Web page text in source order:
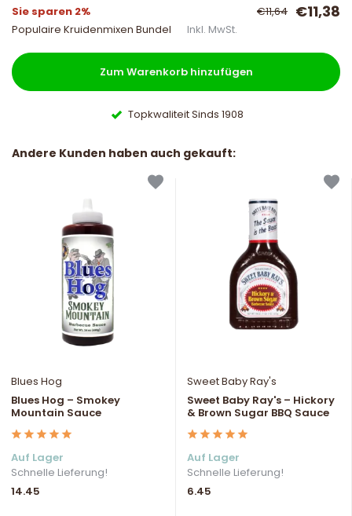
Sie sparen 2% €11,64 €11,38
Populaire Kruidenmixen Bundel Inkl. MwSt.
Zum Warenkorb hinzufügen
Topkwaliteit Sinds 1908
Andere Kunden haben auch gekauft:
Blues Hog
Blues Hog – Smokey
Mountain Sauce
Auf Lager
Schnelle Lieferung!
14.45
Sweet Baby Ray's
Sweet Baby Ray's – Hickory
& Brown Sugar BBQ Sauce
Auf Lager
Schnelle Lieferung!
6.45